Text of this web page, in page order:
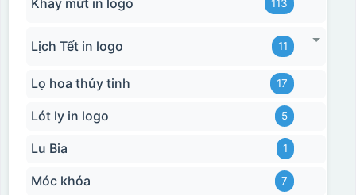
113
Lịch Tết in logo 11
Lọ hoa thủy tinh 17
Lót ly in logo 5
Lu Bia 1
Móc khóa 7